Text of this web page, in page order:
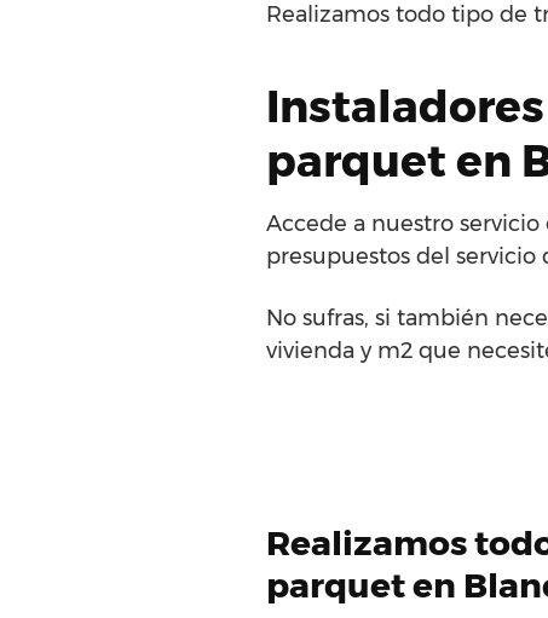
Realizamos todo tipo de
parquet en
Accede a nuestro
presupuestos del servicio
No sufras, si también
vivienda y m2 que
Realizamos
parquet en